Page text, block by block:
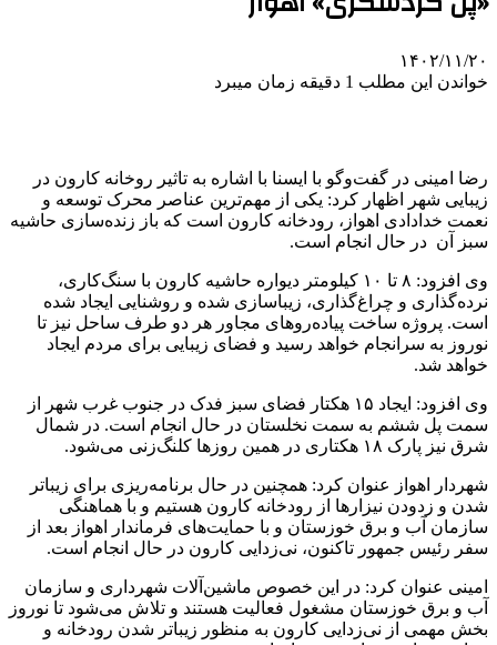
۱۴۰۲/۱۱/۲۰
خواندن این مطلب 1 دقیقه زمان میبرد
رضا امینی در گفت‌وگو با ایسنا با اشاره به تاثیر روخانه کارون در
زیبایی شهر اظهار کرد: یکی از مهم‌ترین عناصر محرک توسعه و
نعمت خدادادی اهواز، رودخانه کارون است که باز زنده‌سازی حاشیه
سبز آن در حال انجام است.
وی افزود: ۸ تا ۱۰ کیلومتر دیواره حاشیه کارون با سنگ‌کاری،
نرده‌گذاری و چراغ‌گذاری، زیباسازی شده و روشنایی ایجاد شده
است. پروژه ساخت پیاده‌روهای مجاور هر دو طرف ساحل نیز تا
نوروز به سرانجام خواهد رسید و فضای زیبایی برای مردم ایجاد
خواهد شد.
وی افزود: ایجاد ۱۵ هکتار فضای سبز فدک در جنوب غرب شهر از
سمت پل ششم به سمت نخلستان در حال انجام است. در شمال
شرق نیز پارک ۱۸ هکتاری در همین روزها کلنگ‌زنی می‌شود.
شهردار اهواز عنوان کرد: همچنین در حال برنامه‌ریزی برای زیباتر
شدن و زدودن نیزارها از رودخانه کارون هستیم و با هماهنگی
سازمان آب و برق خوزستان و با حمایت‌های فرماندار اهواز بعد از
سفر رئیس جمهور تاکنون، نی‌زدایی کارون در حال انجام است.
امینی عنوان کرد: در این خصوص ماشین‌آلات شهرداری و سازمان
آب و برق خوزستان مشغول فعالیت هستند و تلاش می‌شود تا نوروز
بخش مهمی از نی‌زدایی کارون به منظور زیباتر شدن رودخانه و